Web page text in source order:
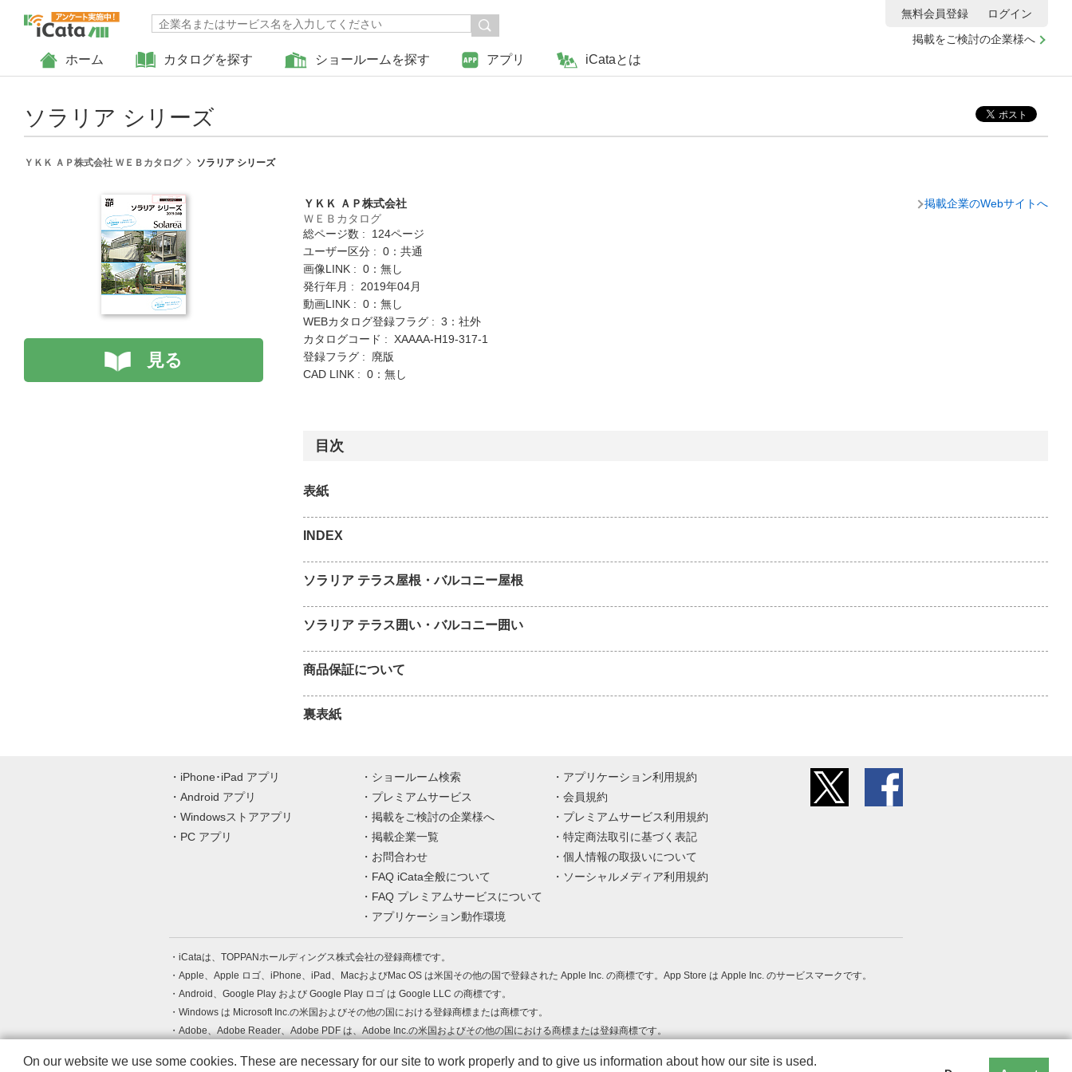
ホーム カタログを探す ショールームを探す アプリ iCataとは
掲載をご検討の企業様へ
無料会員登録 ログイン
ソラリア シリーズ
ＹＫＫ ＡＰ株式会社 ＷＥＢカタログ ソラリア シリーズ
見る
ＹＫＫ ＡＰ株式会社
ＷＥＢカタログ
総ページ数 : 124ページ
ユーザー区分 : 0：共通
画像LINK : 0：無し
発行年月 : 2019年04月
動画LINK : 0：無し
WEBカタログ登録フラグ : 3：社外
カタログコード : XAAAA-H19-317-1
登録フラグ : 廃版
CAD LINK : 0：無し
掲載企業のWebサイトへ
目次
表紙
INDEX
ソラリア テラス屋根・バルコニー屋根
ソラリア テラス囲い・バルコニー囲い
商品保証について
裏表紙
iPhone･iPad アプリ
Android アプリ
Windowsストアアプリ
PC アプリ
ショールーム検索
プレミアムサービス
掲載をご検討の企業様へ
掲載企業一覧
お問合わせ
FAQ iCata全般について
FAQ プレミアムサービスについて
アプリケーション動作環境
アプリケーション利用規約
会員規約
プレミアムサービス利用規約
特定商法取引に基づく表記
個人情報の取扱いについて
ソーシャルメディア利用規約
iCataは、TOPPANホールディングス株式会社の登録商標です。
Apple、Apple ロゴ、iPhone、iPad、MacおよびMac OS は米国その他の国で登録された Apple Inc. の商標です。App Store は Apple Inc. のサービスマークです。
Android、Google Play および Google Play ロゴ は Google LLC の商標です。
Windows は Microsoft Inc.の米国およびその他の国における登録商標または商標です。
Adobe、Adobe Reader、Adobe PDF は、Adobe Inc.の米国およびその他の国における商標または登録商標です。
On our website we use some cookies. These are necessary for our site to work properly and to give us information about how our site is used.